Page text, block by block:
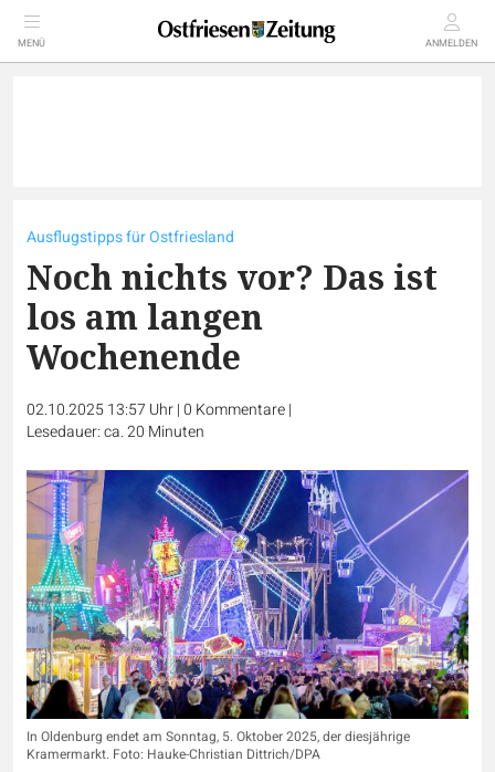
MENÜ ANMELDEN
Ausflugstipps für Ostfriesland
Noch nichts vor? Das ist
los am langen
Wochenende
02.10.2025 13:57 Uhr|0 Kommentare|
Lesedauer: ca. 20 Minuten
In Oldenburg endet am Sonntag, 5. Oktober 2025, der diesjährige
Kramermarkt. Foto: Hauke-Christian Dittrich/DPA